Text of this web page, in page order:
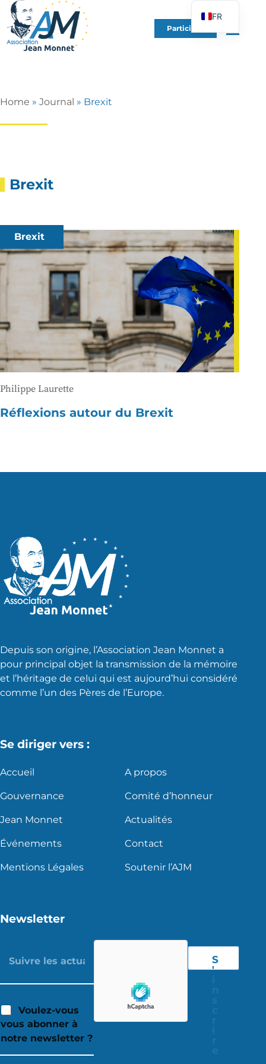
Participer
Home » Journal » Brexit
Brexit
Brexit
Philippe Laurette
Réflexions autour du Brexit
Depuis son origine, l’Association Jean Monnet a
pour principal objet la transmission de la mémoire
et l’héritage de celui qui est aujourd’hui considéré
comme l’un des Pères de l’Europe.
Se diriger vers :
Accueil A propos
Gouvernance Comité d’honneur
Jean Monnet Actualités
Événements Contact
Mentions Légales Soutenir l’AJM
Newsletter
Voulez-vous
vous abonner à
notre newsletter ?
S
'
FR
EN